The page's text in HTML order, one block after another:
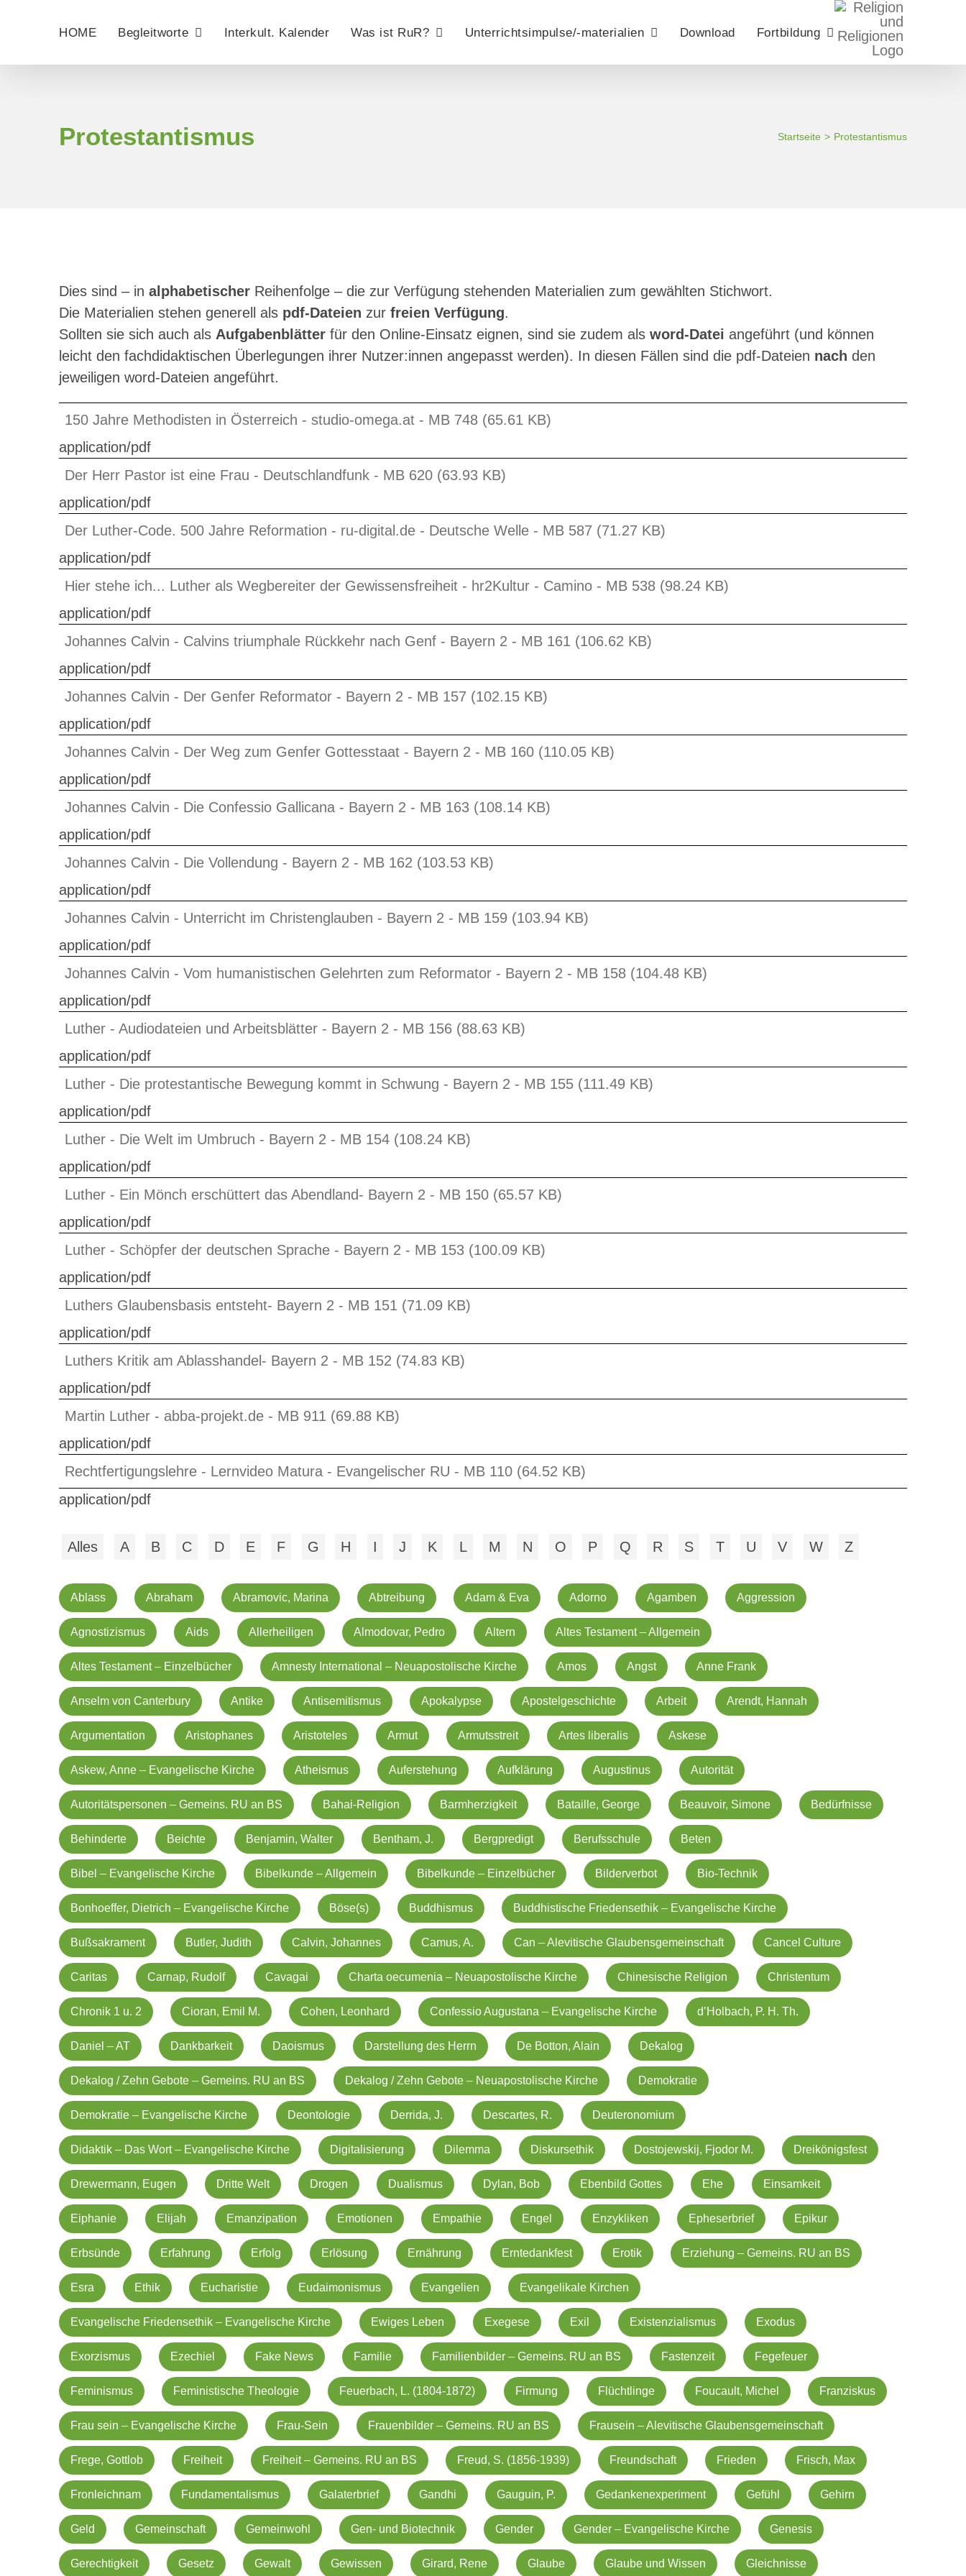
HOME Begleitworte Interkult. Kalender Was ist RuR? Unterrichtsimpulse/-materialien Download Fortbildung
Protestantismus Startseite Protestantismus
Dies sind – in alphabetischer Reihenfolge – die zur Verfügung stehenden Materialien zum gewählten Stichwort.
Die Materialien stehen generell als pdf-Dateien zur freien Verfügung.
Sollten sie sich auch als Aufgabenblätter für den Online-Einsatz eignen, sind sie zudem als word-Datei angeführt (und können
leicht den fachdidaktischen Überlegungen ihrer Nutzer:innen angepasst werden). In diesen Fällen sind die pdf-Dateien nach den
jeweiligen word-Dateien angeführt.
150 Jahre Methodisten in Österreich - studio-omega.at - MB 748 (65.61 KB)
application/pdf
Der Herr Pastor ist eine Frau - Deutschlandfunk - MB 620 (63.93 KB)
application/pdf
Der Luther-Code. 500 Jahre Reformation - ru-digital.de - Deutsche Welle - MB 587 (71.27 KB)
application/pdf
Hier stehe ich... Luther als Wegbereiter der Gewissensfreiheit - hr2Kultur - Camino - MB 538 (98.24 KB)
application/pdf
Johannes Calvin - Calvins triumphale Rückkehr nach Genf - Bayern 2 - MB 161 (106.62 KB)
application/pdf
Johannes Calvin - Der Genfer Reformator - Bayern 2 - MB 157 (102.15 KB)
application/pdf
Johannes Calvin - Der Weg zum Genfer Gottesstaat - Bayern 2 - MB 160 (110.05 KB)
application/pdf
Johannes Calvin - Die Confessio Gallicana - Bayern 2 - MB 163 (108.14 KB)
application/pdf
Johannes Calvin - Die Vollendung - Bayern 2 - MB 162 (103.53 KB)
application/pdf
Johannes Calvin - Unterricht im Christenglauben - Bayern 2 - MB 159 (103.94 KB)
application/pdf
Johannes Calvin - Vom humanistischen Gelehrten zum Reformator - Bayern 2 - MB 158 (104.48 KB)
application/pdf
Luther - Audiodateien und Arbeitsblätter - Bayern 2 - MB 156 (88.63 KB)
application/pdf
Luther - Die protestantische Bewegung kommt in Schwung - Bayern 2 - MB 155 (111.49 KB)
application/pdf
Luther - Die Welt im Umbruch - Bayern 2 - MB 154 (108.24 KB)
application/pdf
Luther - Ein Mönch erschüttert das Abendland- Bayern 2 - MB 150 (65.57 KB)
application/pdf
Luther - Schöpfer der deutschen Sprache - Bayern 2 - MB 153 (100.09 KB)
application/pdf
Luthers Glaubensbasis entsteht- Bayern 2 - MB 151 (71.09 KB)
application/pdf
Luthers Kritik am Ablasshandel- Bayern 2 - MB 152 (74.83 KB)
application/pdf
Martin Luther - abba-projekt.de - MB 911 (69.88 KB)
application/pdf
Rechtfertigungslehre - Lernvideo Matura - Evangelischer RU - MB 110 (64.52 KB)
application/pdf
Alles A B C D E F G H I J K L M N O P Q R S T U V W Z
Ablass Abraham Abramovic, Marina Abtreibung Adam & Eva Adorno Agamben Aggression
Agnostizismus Aids Allerheiligen Almodovar, Pedro Altern Altes Testament – Allgemein
Altes Testament – Einzelbücher Amnesty International – Neuapostolische Kirche Amos Angst Anne Frank
Anselm von Canterbury Antike Antisemitismus Apokalypse Apostelgeschichte Arbeit Arendt, Hannah
Argumentation Aristophanes Aristoteles Armut Armutsstreit Artes liberalis Askese
Askew, Anne – Evangelische Kirche Atheismus Auferstehung Aufklärung Augustinus Autorität
Autoritätspersonen – Gemeins. RU an BS Bahai-Religion Barmherzigkeit Bataille, George Beauvoir, Simone Bedürfnisse
Behinderte Beichte Benjamin, Walter Bentham, J. Bergpredigt Berufsschule Beten
Bibel – Evangelische Kirche Bibelkunde – Allgemein Bibelkunde – Einzelbücher Bilderverbot Bio-Technik
Bonhoeffer, Dietrich – Evangelische Kirche Böse(s) Buddhismus Buddhistische Friedensethik – Evangelische Kirche
Bußsakrament Butler, Judith Calvin, Johannes Camus, A. Can – Alevitische Glaubensgemeinschaft Cancel Culture
Caritas Carnap, Rudolf Cavagai Charta oecumenia – Neuapostolische Kirche Chinesische Religion Christentum
Chronik 1 u. 2 Cioran, Emil M. Cohen, Leonhard Confessio Augustana – Evangelische Kirche d’Holbach, P. H. Th.
Daniel – AT Dankbarkeit Daoismus Darstellung des Herrn De Botton, Alain Dekalog
Dekalog / Zehn Gebote – Gemeins. RU an BS Dekalog / Zehn Gebote – Neuapostolische Kirche Demokratie
Demokratie – Evangelische Kirche Deontologie Derrida, J. Descartes, R. Deuteronomium
Didaktik – Das Wort – Evangelische Kirche Digitalisierung Dilemma Diskursethik Dostojewskij, Fjodor M. Dreikönigsfest
Drewermann, Eugen Dritte Welt Drogen Dualismus Dylan, Bob Ebenbild Gottes Ehe Einsamkeit
Eiphanie Elijah Emanzipation Emotionen Empathie Engel Enzykliken Epheserbrief Epikur
Erbsünde Erfahrung Erfolg Erlösung Ernährung Erntedankfest Erotik Erziehung – Gemeins. RU an BS
Esra Ethik Eucharistie Eudaimonismus Evangelien Evangelikale Kirchen
Evangelische Friedensethik – Evangelische Kirche Ewiges Leben Exegese Exil Existenzialismus Exodus
Exorzismus Ezechiel Fake News Familie Familienbilder – Gemeins. RU an BS Fastenzeit Fegefeuer
Feminismus Feministische Theologie Feuerbach, L. (1804-1872) Firmung Flüchtlinge Foucault, Michel Franziskus
Frau sein – Evangelische Kirche Frau-Sein Frauenbilder – Gemeins. RU an BS Frausein – Alevitische Glaubensgemeinschaft
Frege, Gottlob Freiheit Freiheit – Gemeins. RU an BS Freud, S. (1856-1939) Freundschaft Frieden Frisch, Max
Fronleichnam Fundamentalismus Galaterbrief Gandhi Gauguin, P. Gedankenexperiment Gefühl Gehirn
Geld Gemeinschaft Gemeinwohl Gen- und Biotechnik Gender Gender – Evangelische Kirche Genesis
Gerechtigkeit Gesetz Gewalt Gewissen Girard, Rene Glaube Glaube und Wissen Gleichnisse